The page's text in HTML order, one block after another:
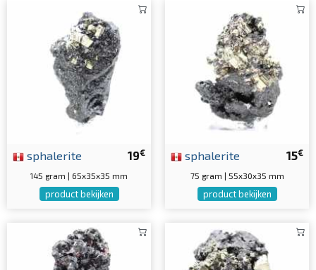
19€
sphalerite
145 gram | 65x35x35 mm
product bekijken
15€
sphalerite
75 gram | 55x30x35 mm
product bekijken